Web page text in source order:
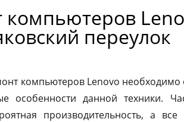
компьютеров
переулок
компьютеров Lenovo
особенности данной техники.
производительность, а